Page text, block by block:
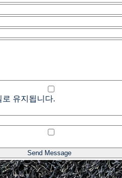
유지됩니다.